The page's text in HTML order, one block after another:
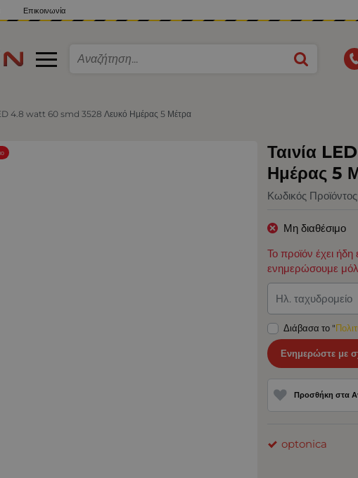
Επικοινωνία
4.8 watt 60 smd 3528 Λευκό Ημέρας 5 Μέτρα
Ταινία
Ημέρας 5
Κωδικός Προϊόντος:
Μη διαθέσιμο
Το προϊόν έχει
ενημερώσουμε
Ηλ. ταχυδρομείο
Διάβασα το "
Ενημερώστε με
Προσθήκη στα
optonica